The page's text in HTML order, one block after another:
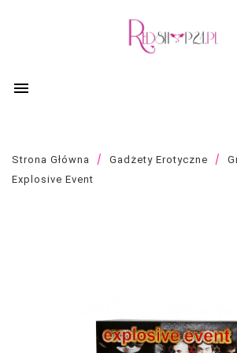

Strona Główna Gadżety Erotyczne
Explosive Event